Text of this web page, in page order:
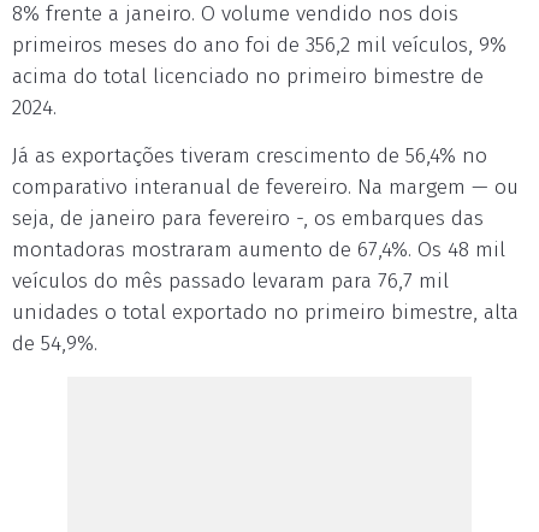
8% frente a janeiro. O volume vendido nos dois
primeiros meses do ano foi de 356,2 mil veículos, 9%
acima do total licenciado no primeiro bimestre de
2024.
Já as exportações tiveram crescimento de 56,4% no
comparativo interanual de fevereiro. Na margem — ou
seja, de janeiro para fevereiro -, os embarques das
montadoras mostraram aumento de 67,4%. Os 48 mil
veículos do mês passado levaram para 76,7 mil
unidades o total exportado no primeiro bimestre, alta
de 54,9%.